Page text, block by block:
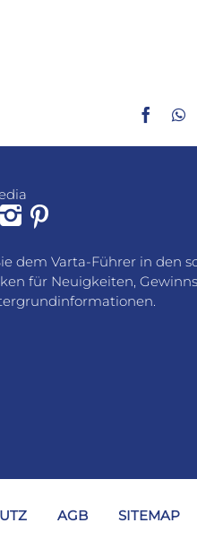
dem Varta-Führer in den
für Neuigkeiten,
AGB SITEMAP